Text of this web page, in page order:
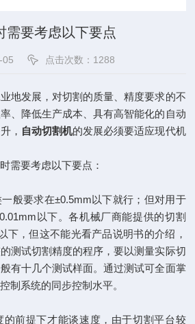
需要考虑以下要点
05 点击次数：1288
发展，对切割的质量、精度要求的不
、降低生产成本、具有高智能化的自动
， 自动切割机的发展必须要适应现代机
要考虑以下要点：
要求在±0.5mm以下就行；但对用于
以下。各机械厂商能提供的切割
下，但这不能光看产品说明书的介绍，
测试切割精度的程序，要以测量实际切
有十几个测试样面。通过测试可全面掌
制系统的同步控制水平。
前提下才能谈速度，由于切割平台较